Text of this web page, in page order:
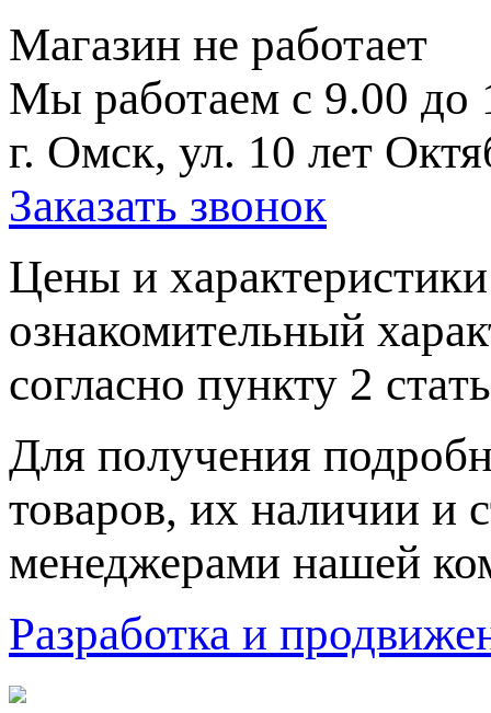
Магазин не работает
Мы работаем с 9.00 до
г. Омск, ул. 10 лет
Заказать звонок
Цeны и
ознакомительный
согласно пункту 2
Для пoлучения
товaров, их нaличии и
менеджерами нашей
Разработка и